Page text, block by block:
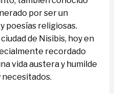
por ser un
poesías religiosas.
de Nisibis, hoy en
recordado
vida austera y humilde
necesitados.